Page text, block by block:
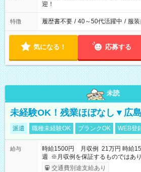
迎！
特徴 履歴書不要 / 40～50代活躍中 / 服
気になる！ 応募する
未読
未経験OK！残業ほぼなし▼広
派遣 職種未経験OK ブランクOK WEB登
給与
時給1500円 月収例 21万円 時給
週 ※月収例を保証するものではあ
ービス利用可（利用条件有）
交通費別途支給あり